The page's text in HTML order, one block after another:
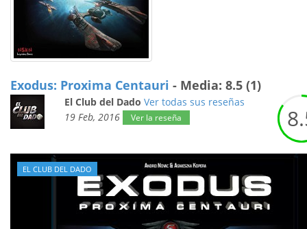
Exodus: Proxima Centauri - Media: 8.5 (1)
El Club del Dado Ver todas sus reseñas
19 Feb, 2016
Ver la reseña 8.
EL CLUB DEL DADO